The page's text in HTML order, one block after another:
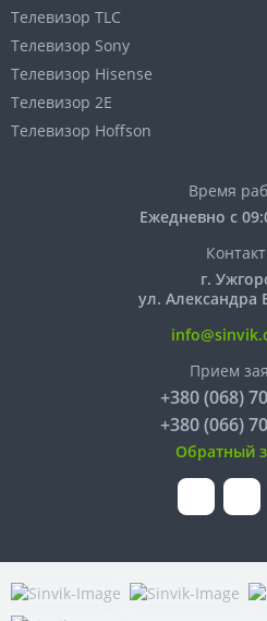
Телевизор TLC
Телевизор Sony
Телевизор Hisense
Телевизор 2E
Телевизор Hoffson
Время
Ежедневно с
г.
ул. Александра
Прием
+380 (068)
+380 (066)
Обратный